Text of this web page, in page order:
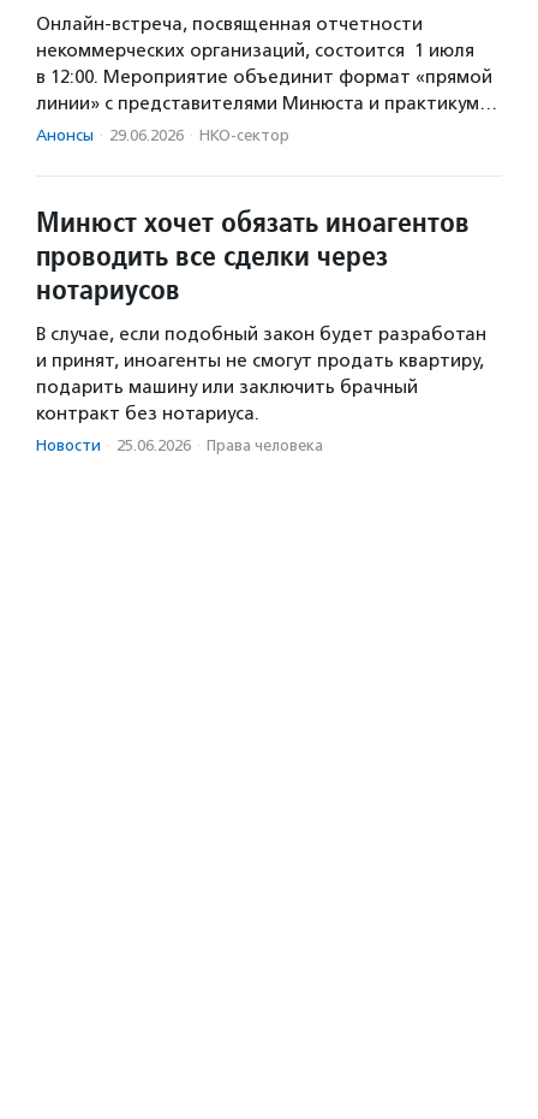
Онлайн-встреча, посвященная отчетности
некоммерческих организаций, состоится 1 июля
в 12:00. Мероприятие объединит формат «прямой
линии» с представителями Минюста и практикум…
Анонсы · 29.06.2026 · НКО-сектор
Минюст хочет обязать иноагентов
проводить все сделки через
нотариусов
В случае, если подобный закон будет разработан
и принят, иноагенты не смогут продать квартиру,
подарить машину или заключить брачный
контракт без нотариуса.
Новости · 25.06.2026 · Права человека